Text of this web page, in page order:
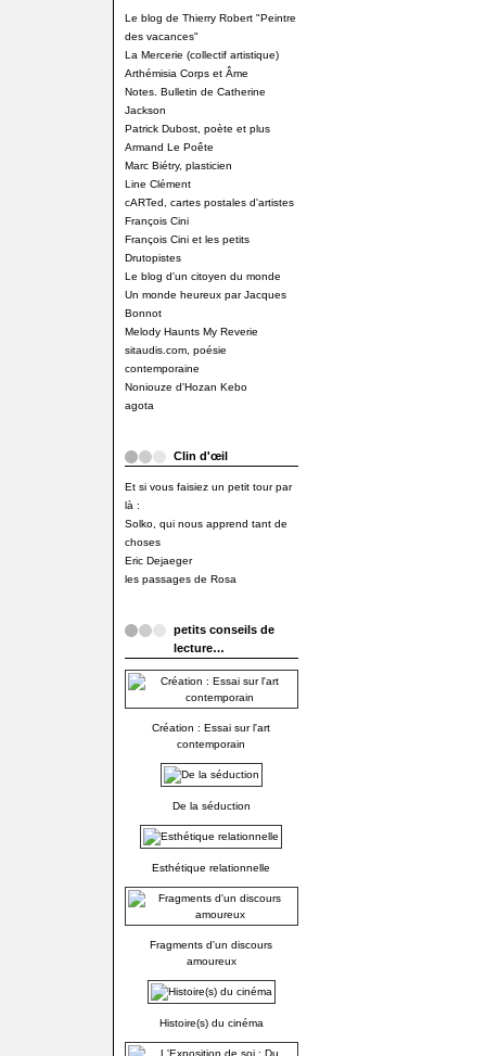
Le blog de Thierry Robert "Peintre
des vacances"
La Mercerie (collectif artistique)
Arthémisia Corps et Âme
Notes. Bulletin de Catherine
Jackson
Patrick Dubost, poète et plus
Armand Le Poête
Marc Biétry, plasticien
Line Clément
cARTed, cartes postales d'artistes
François Cini
François Cini et les petits
Drutopistes
Le blog d'un citoyen du monde
Un monde heureux par Jacques
Bonnot
Melody Haunts My Reverie
sitaudis.com, poésie
contemporaine
Noniouze d'Hozan Kebo
agota
Clin d'œil
Et si vous faisiez un petit tour par
là :
Solko, qui nous apprend tant de
choses
Eric Dejaeger
les passages de Rosa
petits conseils de
lecture…
Création : Essai sur l'art
contemporain
De la séduction
Esthétique relationnelle
Fragments d'un discours
amoureux
Histoire(s) du cinéma